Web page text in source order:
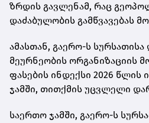
ზრდის გავლენამ, რაც
დაძაბულობის გამწვავებას
ამასთან, გაერო-ს
მეურნეობის ორგანიზაციის
ფასების ინდექსი 2026 წლის
ჯამში, თითქმის უცვლელი
საერთო ჯამში, გაერო-ს